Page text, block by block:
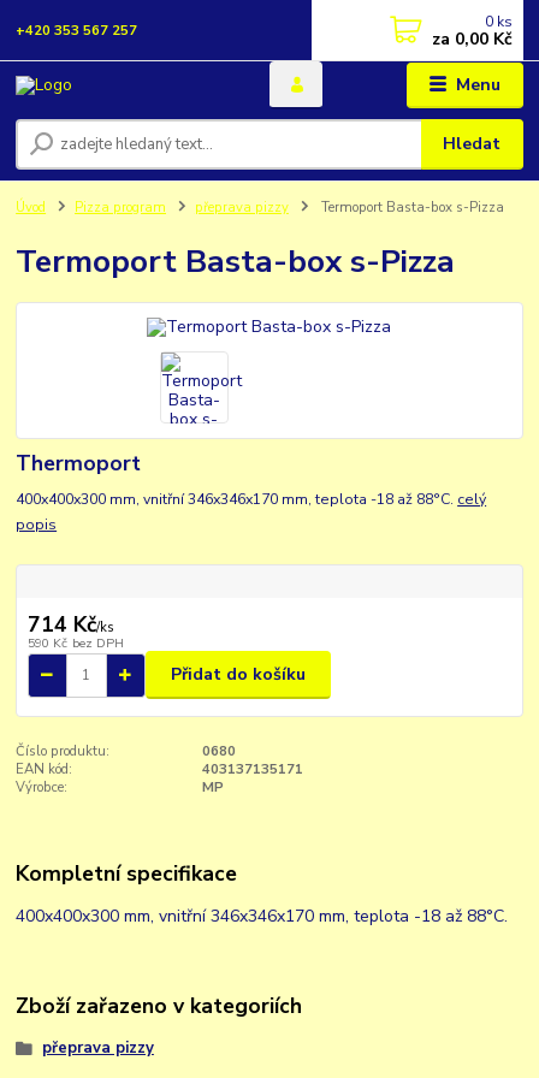
Menu
Hledat
+420 353 567 257 0 ks
za 0,00 Kč
Úvod Pizza program přeprava pizzy Termoport Basta-box s-Pizza
Termoport Basta-box s-Pizza
Thermoport
400x400x300 mm, vnitřní 346x346x170 mm, teplota -18 až 88°C. celý
popis
714 Kč/ks
590 Kč bez DPH
Přidat do košíku
Číslo produktu:
0680
EAN kód:
403137135171
Výrobce:
MP
Kompletní specifikace
400x400x300 mm, vnitřní 346x346x170 mm, teplota -18 až 88°C.
Zboží zařazeno v kategoriích
přeprava pizzy